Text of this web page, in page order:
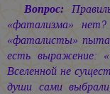
Вопрос:
«фатализма»
«фаталисты»
есть выражение:
Вселенной не
души сами